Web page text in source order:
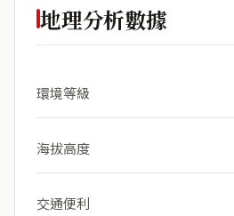
地理分析數據
環境等級
海拔高度
交通便利